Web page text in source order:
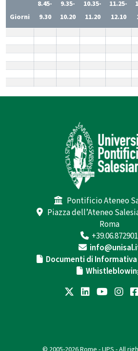
Giorni
8.45-
9.30
9.35-
10.20
10.35-
11.20
11.25-
12.10
Pontificio Ateneo
Piazza dell’Ateneo
Roma
+39.06.872901
Documenti di